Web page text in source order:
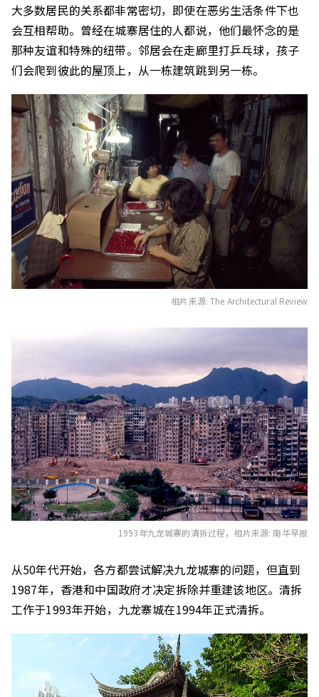
大多数居民的关系都非常密切，即使在恶劣生活条件下也
会互相帮助。曾经在城寨居住的人都说，他们最怀念的是
那种友谊和特殊的纽带。邻居会在走廊里打乒乓球，孩子
们会爬到彼此的屋顶上，从一栋建筑跳到另一栋。
相片来源: The Architectural Review
1993年九龙城寨的清拆过程， 相片来源: 南华早报
从50年代开始，各方都尝试解决九龙城寨的问题，但直到
1987年，香港和中国政府才决定拆除并重建该地区。清拆
工作于1993年开始，九龙寨城在1994年正式清拆。